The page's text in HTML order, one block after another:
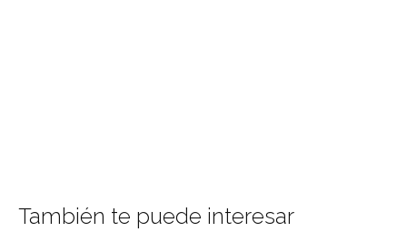
También te puede interesar